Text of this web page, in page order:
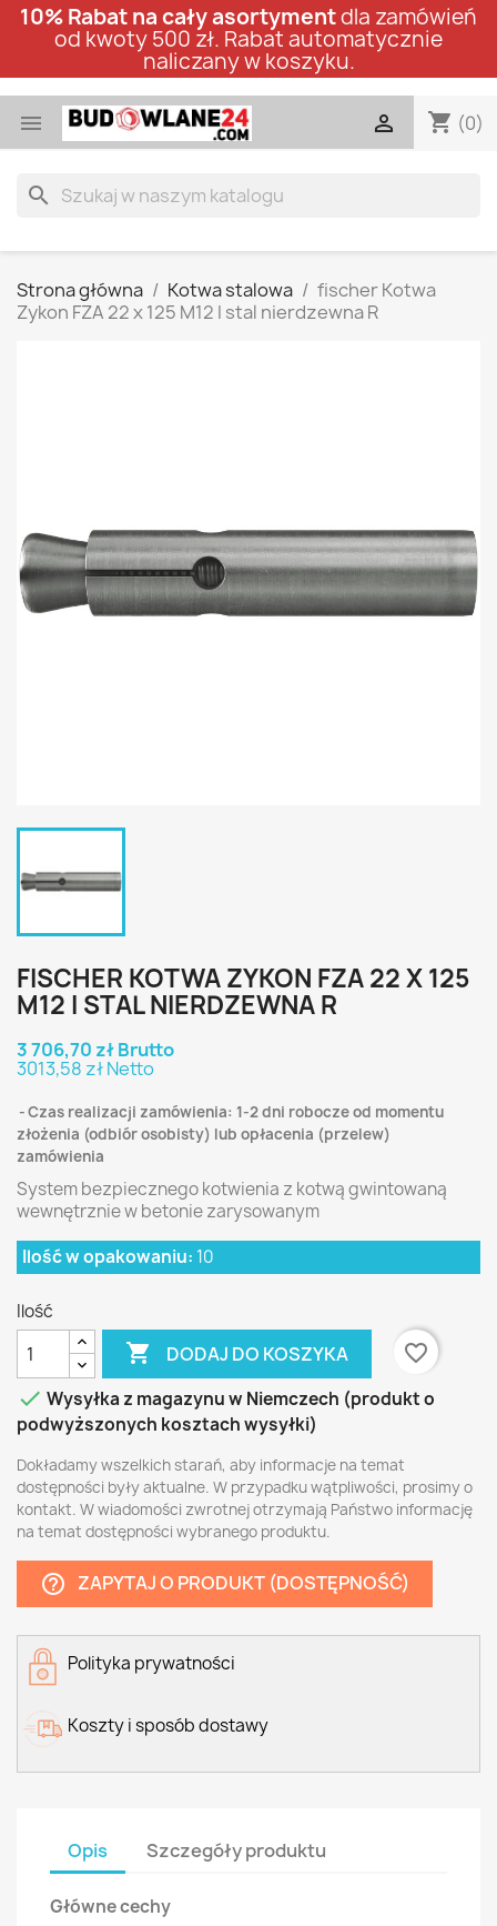
10% Rabat na cały asortymentdla zamówień
od kwoty 500 zł. Rabat automatycznie
naliczany w koszyku.
 shopping_cart (0)

search
Strona główna Kotwa stalowa
fischer Kotwa
Zykon FZA 22 x 125 M12 I stal nierdzewna R
FISCHER KOTWA ZYKON FZA 22 X 125
M12 I STAL NIERDZEWNA R
3 706,70 zł Brutto
3013,58 zł Netto
Czas realizacji zamówienia: 1-2 dni robocze od momentu
złożenia (odbiór osobisty) lub opłacenia (przelew)
zamówienia
System bezpiecznego kotwienia z kotwą gwintowaną
wewnętrznie w betonie zarysowanym
Ilość w opakowaniu: 10
Ilość
 DODAJ DO KOSZYKA
favorite_border
 Wysyłka z magazynu w Niemczech (produkt o
podwyższonych kosztach wysyłki)
Dokładamy wszelkich starań, aby informacje na temat
dostępności były aktualne. W przypadku wątpliwości, prosimy o
kontakt. W wiadomości zwrotnej otrzymają Państwo informację
na temat dostępności wybranego produktu.
help_outline ZAPYTAJ O PRODUKT (DOSTĘPNOŚĆ)
Polityka prywatności
Koszty i sposób dostawy
Opis Szczegóły produktu
Główne cechy